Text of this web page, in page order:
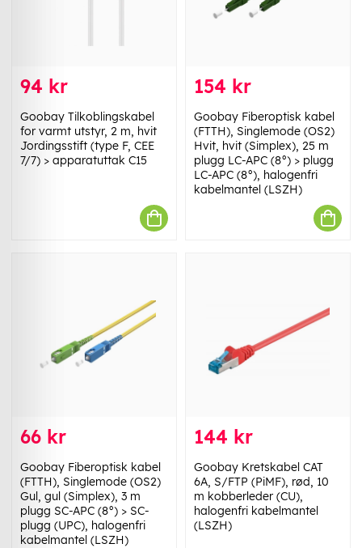
94 kr
Goobay Tilkoblingskabel
for varmt utstyr, 2 m, hvit
Jordingsstift (type F, CEE
7/7) > apparatuttak C15
154 kr
Goobay Fiberoptisk kabel
(FTTH), Singlemode (OS2)
Hvit, hvit (Simplex), 25 m
plugg LC-APC (8°) > plugg
LC-APC (8°), halogenfri
kabelmantel (LSZH)
66 kr
Goobay Fiberoptisk kabel
(FTTH), Singlemode (OS2)
Gul, gul (Simplex), 3 m
plugg SC-APC (8°) > SC-
plugg (UPC), halogenfri
kabelmantel (LSZH)
144 kr
Goobay Kretskabel CAT
6A, S/FTP (PiMF), rød, 10
m kobberleder (CU),
halogenfri kabelmantel
(LSZH)